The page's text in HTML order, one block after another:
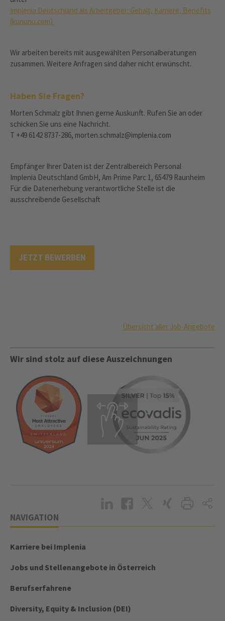
Implenia Deutschland als Arbeitgeber: Gehalt, Karriere, Benefits
(kununu.com)
Wir arbeiten bereits mit ausgewählten Personalberatungen
zusammen. Weitere Anfragen sind daher nicht erwünscht.
Haben Sie Fragen?
Morten Schmalz gibt Ihnen gerne Auskunft. Rufen Sie an oder
schicken Sie uns eine Nachricht.
T +49 6142 8737-286, morten.schmalz@implenia.com
Empfänger Ihrer Daten ist der Zentralbereich Personal
Implenia Deutschland GmbH, Am Prime Parc 1, 65479 Raunheim
Für die Datenerhebung verantwortliche Stelle ist die
ausschreibende Gesellschaft
JETZT BEWERBEN
Übersicht aller Job-Angebote
Wir sind stolz auf diese Auszeichnungen
NAVIGATION
Karriere bei Implenia
Jobs und Stellenangebote in Österreich
Berufserfahrene
Diversity, Equity & Inclusion (DEI)